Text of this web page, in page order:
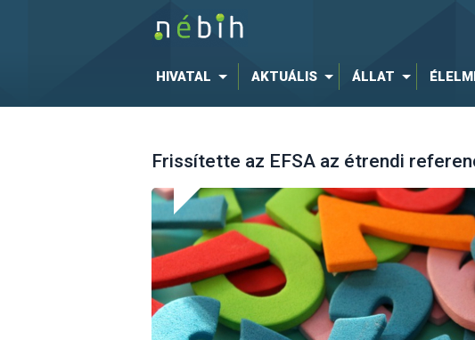
HIVATAL AKTUÁLIS ÁLLAT
Frissítette az EFSA az étrendi